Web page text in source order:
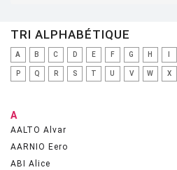
TRI ALPHABÉTIQUE
A B C D E F G H
P Q R S T U V W X
A
AALTO Alvar
AARNIO Eero
ABI Alice